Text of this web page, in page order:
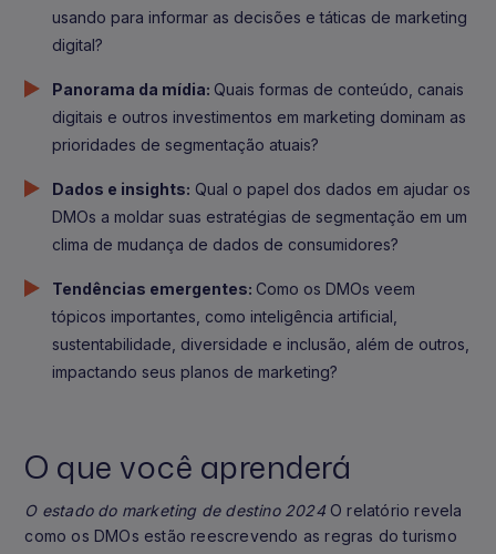
usando para informar as decisões e táticas de marketing
digital?
Panorama da mídia: Quais formas de conteúdo, canais
digitais e outros investimentos em marketing dominam as
prioridades de segmentação atuais?
Dados e insights: Qual o papel dos dados em ajudar os
DMOs a moldar suas estratégias de segmentação em um
clima de mudança de dados de consumidores?
Tendências emergentes: Como os DMOs veem
tópicos importantes, como inteligência artificial,
sustentabilidade, diversidade e inclusão, além de outros,
impactando seus planos de marketing?
O que você aprenderá
O estado do marketing de destino 2024O relatório revela
como os DMOs estão reescrevendo as regras do turismo